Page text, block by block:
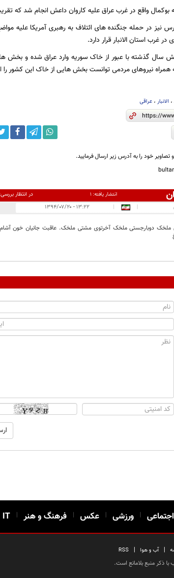
بوکمال واقع در غرب عراق علیه کاروان داعش انجام شد که
نیز در حمله جنگنده های ائتلاف به رهبری آمریکا علیه
غرب استان الانبار قرار دارد.
سال گذشته با عبور از خاک سوریه وارد عراق شده و بخش
همراه نیروهای مردمی توانست بخش هایی از خاک این کشور
، الانبار، عراقی
خود را به آدرس زیر ارسال فرمایید.
انتشار یافته:۱ در انتظار بررسی:
|
| ۱۳:۲۲ - ۱۳۹۴/۰۷/۲۰
ملخک دوبارجستی ملخک آخرتوی مشتی ملخک. عاقبت جانیان خون
اجتماعی | ورزشی | عکس | فرهنگ و هنر |
IT
| آب و هوا |
RSS
ذکر منبع بلامانع است.